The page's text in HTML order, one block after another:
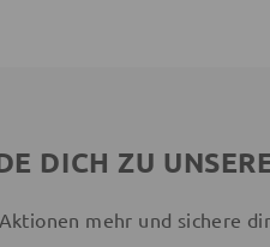
DICH ZU
mehr und sichere